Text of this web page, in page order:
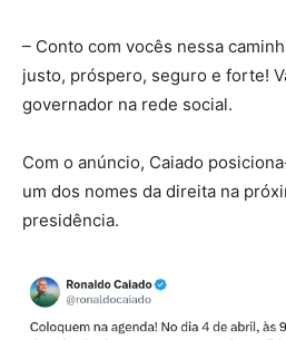
– Conto com vocês nessa
justo, próspero, seguro e forte!
governador na rede social.
Com o anúncio, Caiado
um dos nomes da direita na
presidência.